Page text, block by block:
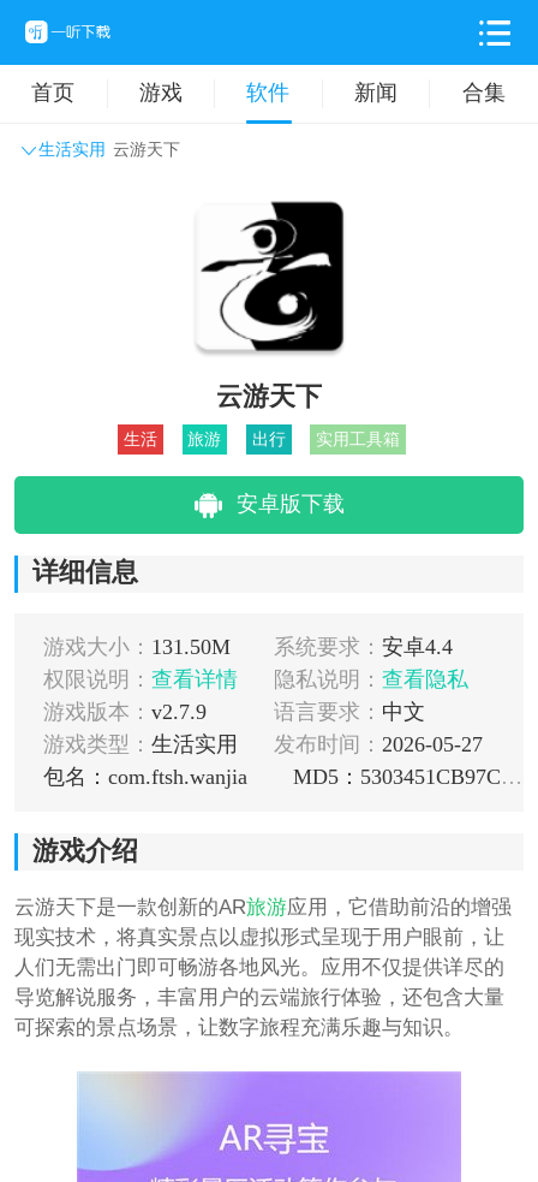
首页 游戏 软件 新闻 合集
生活实用 云游天下
旅游出行
时尚购物
云游天下
生活 旅游 出行 实用工具箱
安卓版下载
详细信息
游戏大小： 131.50M 系统要求： 安卓4.4
权限说明： 查看详情 隐私说明： 查看隐私
游戏版本： v2.7.9 语言要求： 中文
游戏类型： 生活实用 发布时间： 2026-05-27
包名：com.ftsh.wanjia
MD5：5303451CB97C0CB1103C6BDF6F911349
游戏介绍
云游天下是一款创新的AR旅游应用，它借助前沿的增强
现实技术，将真实景点以虚拟形式呈现于用户眼前，让
人们无需出门即可畅游各地风光。应用不仅提供详尽的
导览解说服务，丰富用户的云端旅行体验，还包含大量
可探索的景点场景，让数字旅程充满乐趣与知识。